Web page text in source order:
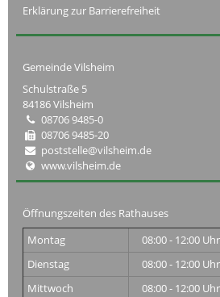
Erklärung zur Barrierefreiheit
Gemeinde Vilsheim
Schulstraße 5
84186 Vilsheim
08706 9485-0
08706 9485-20
poststelle@vilsheim.de
www.vilsheim.de
Öffnungszeiten des Rathauses
Montag
08:00 - 12:00 Uhr
Dienstag
08:00 - 12:00 Uhr
Mittwoch
08:00 - 12:00 Uhr